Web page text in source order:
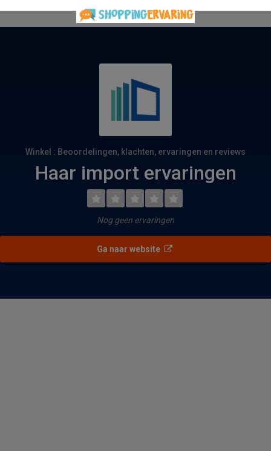
Winkel : Beoordelingen, klachten, ervaringen en reviews
Haar import ervaringen
Nog geen ervaringen
Ga naar website